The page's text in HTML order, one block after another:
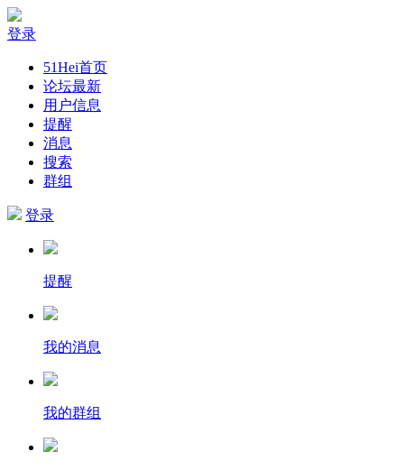
登录
51Hei首页
论坛最新
用户信息
提醒
消息
搜索
群组
登录
提醒
我的消息
我的群组